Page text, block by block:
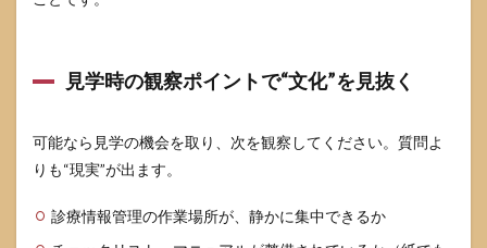
見学時の観察ポイントで“文化”を見抜く
可能なら見学の機会を取り、次を観察してください。質問よ
りも“現実”が出ます。
診療情報管理の作業場所が、静かに集中できるか